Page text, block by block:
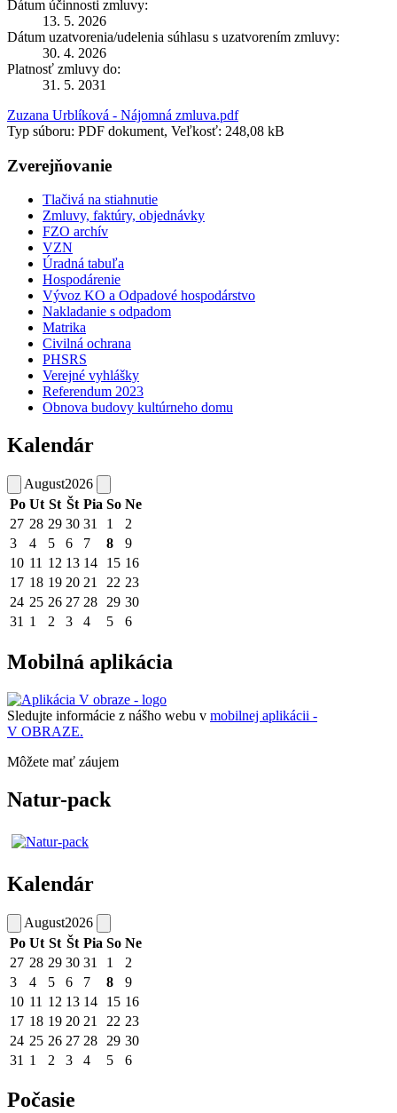
Dátum účinnosti zmluvy:
13. 5. 2026
Dátum uzatvorenia/udelenia súhlasu s uzatvorením zmluvy:
30. 4. 2026
Platnosť zmluvy do:
31. 5. 2031
Zuzana Urblíková - Nájomná zmluva.pdf
Typ súboru: PDF dokument, Veľkosť: 248,08 kB
Zverejňovanie
Tlačivá na stiahnutie
Zmluvy, faktúry, objednávky
FZO archív
VZN
Úradná tabuľa
Hospodárenie
Vývoz KO a Odpadové hospodárstvo
Nakladanie s odpadom
Matrika
Civilná ochrana
PHSRS
Verejné vyhlášky
Referendum 2023
Obnova budovy kultúrneho domu
Kalendár
August2026
Po Ut St Št Pia So Ne
27 28 29 30 31 1
2
3
4 5 6 7 8
9
10 11 12 13 14 15 16
17 18 19 20 21 22 23
24 25 26 27 28 29 30
31 1 2 3 4 5 6
Mobilná aplikácia
Sledujte informácie z nášho webu v mobilnej aplikácii -
V OBRAZE.
Môžete mať záujem
Natur-pack
Kalendár
August2026
Po Ut St Št Pia So Ne
27 28 29 30 31 1
2
3
4 5 6 7 8
9
10 11 12 13 14 15 16
17 18 19 20 21 22 23
24 25 26 27 28 29 30
31 1 2 3 4 5 6
Počasie